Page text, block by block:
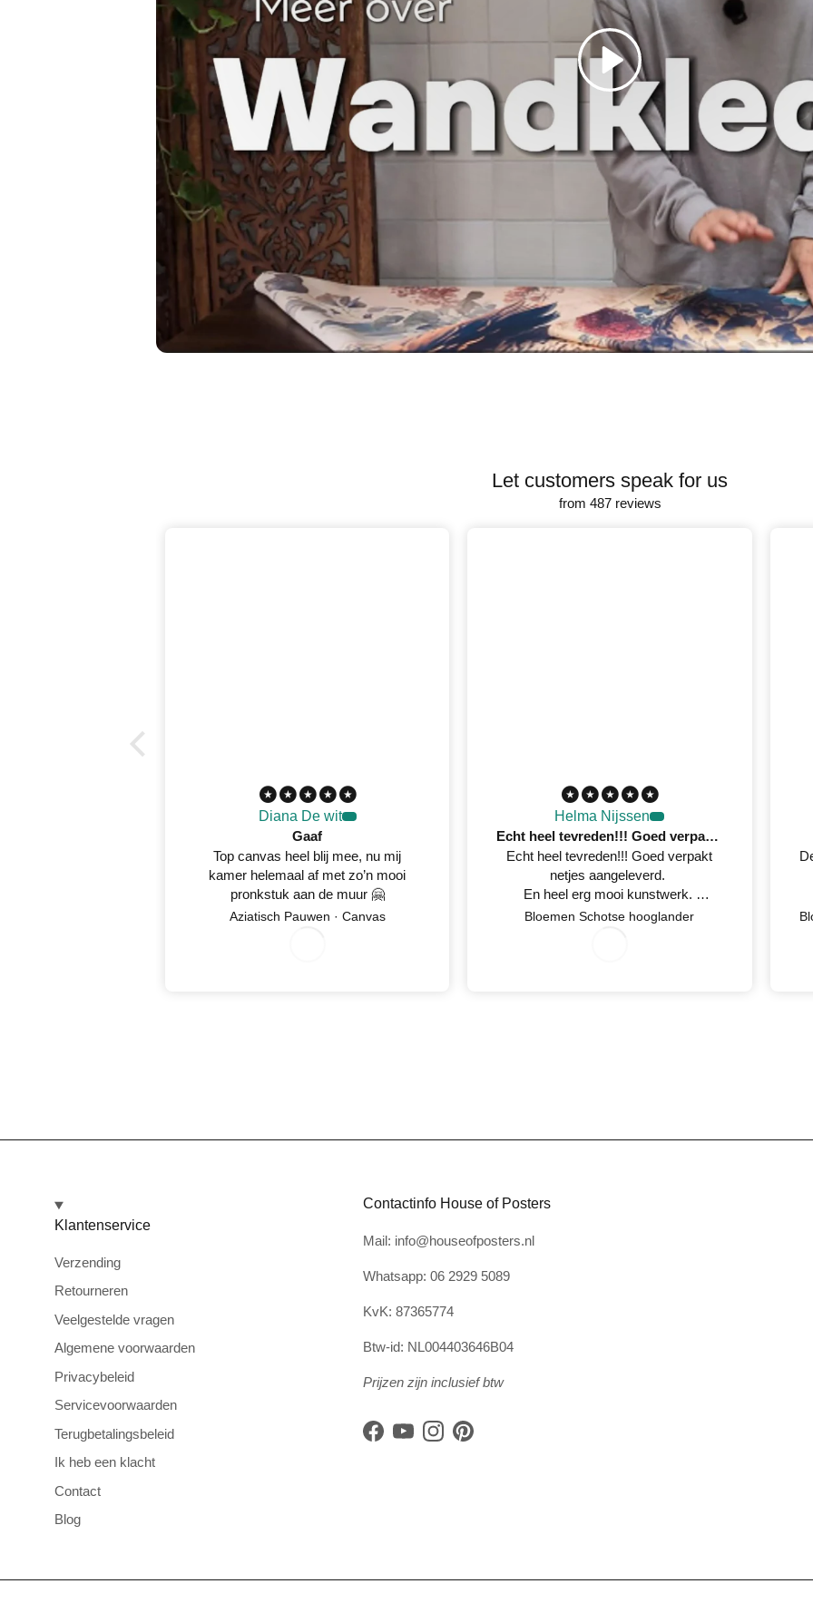
Spelen
Let customers speak for us
from 487 reviews
Diana De wit
Gaaf
Top canvas heel blij mee, nu mij
kamer helemaal af met zo’n mooi
pronkstuk aan de muur 🤗
Aziatisch Pauwen · Canvas
Helma Nijssen
Echt heel tevreden!!! Goed verpakt netjes aangeleverd
Echt heel tevreden!!! Goed verpakt
netjes aangeleverd.
En heel erg mooi kunstwerk.
Netjes op tijd een mail gestuurd
Bloemen Schotse hooglander
Klantenservice
Verzending
Retourneren
Veelgestelde vragen
Algemene voorwaarden
Privacybeleid
Servicevoorwaarden
Terugbetalingsbeleid
Ik heb een klacht
Contact
Blog
Contactinfo House of Posters
Mail: info@houseofposters.nl
Whatsapp: 06 2929 5089
KvK: 87365774
Btw-id: NL004403646B04
Prijzen zijn inclusief btw
Facebook
YouTubeInstagramPinterest